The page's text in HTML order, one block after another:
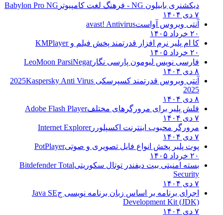
دیکشنری بابیلون NG - فرهنگ لغت کامپیوتر
Babylon Pro NG
۷ دی ۱۴۰۴
آنتی ویروس آواستavast! Antivirus
۲۰ خرداد ۱۴۰۵
کا ام پلیر نرم افزار قدرتمند پخش فیلم وKMPlayer
۲۰ خرداد ۱۴۰۵
فارسی نویس لیومون پارسی نگارLeoMoon ParsiNegar
۸ دی ۱۴۰۴
آنتی ویروس قدرتمند کسپرسکی 2025 Kaspersky Anti Virus
2025
۸ دی ۱۴۰۴
فلش پلیر برای مرورگرهای مختلفAdobe Flash Player
۷ دی ۱۴۰۴
مرورگر محبوب اینترنت اکسپلوررInternet Explorer
۷ دی ۱۴۰۴
پوت پلیر پخش انواع فایل تصویری و صوتیPotPlayer
۲۰ خرداد ۱۴۰۵
بسته امنیتی بیت دیفندر توتال سکوریتیBitdefender Total
Security
۷ دی ۱۴۰۴
اجرای برنامه بر اساس زبان برنامه نویسی جJava SE
Development Kit (JDK)
۷ دی ۱۴۰۴